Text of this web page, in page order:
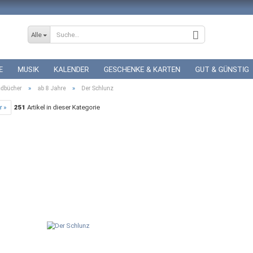
Alle
MUSIK KALENDER GESCHENKE & KARTEN GUT & GÜNSTIG
GESCHENKE ZUR HOCHZEIT
» ab 8 Jahre » Der Schlunz
» 251 Artikel in dieser Kategorie